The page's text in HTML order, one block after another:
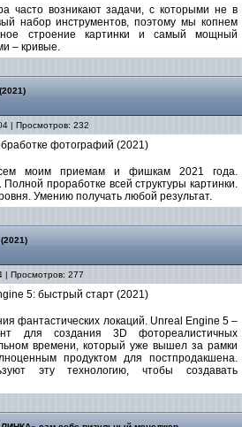
часто возникают задачи, с которыми не в
набор инструментов, поэтому мы копнем
строение картинки и самый мощный
– кривые.
| Просмотров: 232
моим приемам и фишкам 2021 года.
проработке всей структуры картинки.
Умению получать любой результат.
| Просмотров: 277
фантастических локаций. Unreal Engine 5 –
для создания 3D фотореалистичных
времени, который уже вышел за рамки
продуктом для постпродакшена.
эту технологию, чтобы создавать